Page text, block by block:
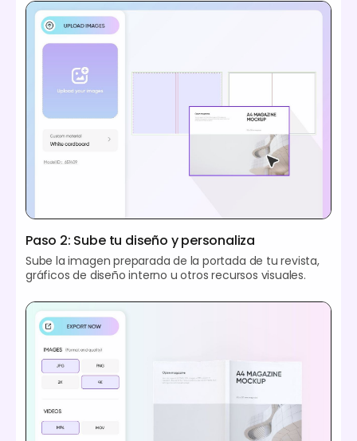
Paso 2: Sube tu diseño y personaliza
Sube la imagen preparada de la portada de tu revista,
gráficos de diseño interno u otros recursos visuales.